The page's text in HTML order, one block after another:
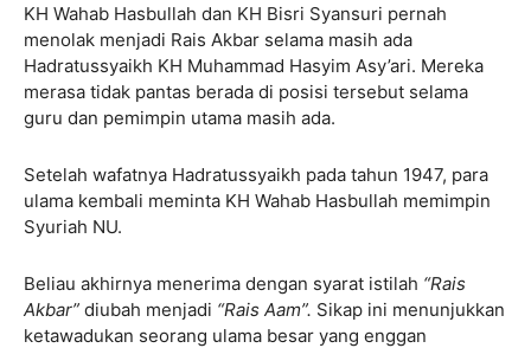
KH Wahab Hasbullah dan KH Bisri Syansuri pernah
menolak menjadi Rais Akbar selama masih ada
Hadratussyaikh KH Muhammad Hasyim Asy’ari. Mereka
merasa tidak pantas berada di posisi tersebut selama
guru dan pemimpin utama masih ada.
Setelah wafatnya Hadratussyaikh pada tahun 1947, para
ulama kembali meminta KH Wahab Hasbullah memimpin
Syuriah NU.
Beliau akhirnya menerima dengan syarat istilah “Rais
Akbar” diubah menjadi “Rais Aam”. Sikap ini menunjukkan
ketawadukan seorang ulama besar yang enggan